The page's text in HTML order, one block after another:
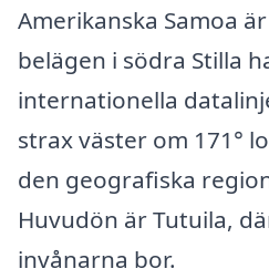
Amerikanska Samoa
belägen i södra Stilla
internationella
strax väster om 171°
den geografiska
Huvudön är Tutuila,
invånarna bor.